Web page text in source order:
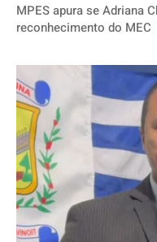
Educação
Saúde
Cidades
Direitos
Economia
Cultura
Colunas
Educação
Saúde
Cidades
Direitos
Economia
Cultura
Colunas
Educação
Saúde
Cidades
Direitos
Economia
Cultura
Colunas
Educação
Saúde
Cidades
Direitos
Economia
Cultura
Colunas
MPES apura se Adriana
reconhecimento do MEC